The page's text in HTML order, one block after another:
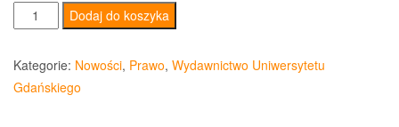
ilość
Aktualne
problemy
prawa
dyscyplinarnego
Dodaj do koszyka
Kategorie: Nowości, Prawo, Wydawnictwo Uniwersytetu
Gdańskiego